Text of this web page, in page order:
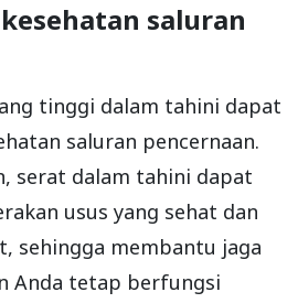
saluran
tinggi dalam tahini dapat
saluran pencernaan.
serat dalam tahini dapat
usus yang sehat dan
sehingga membantu jaga
Anda tetap berfungsi